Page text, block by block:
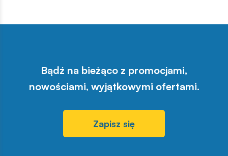
Bądź na bieżąco z promocjami,
nowościami, wyjątkowymi ofertami.
Zapisz się